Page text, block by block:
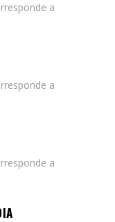
a
a
a